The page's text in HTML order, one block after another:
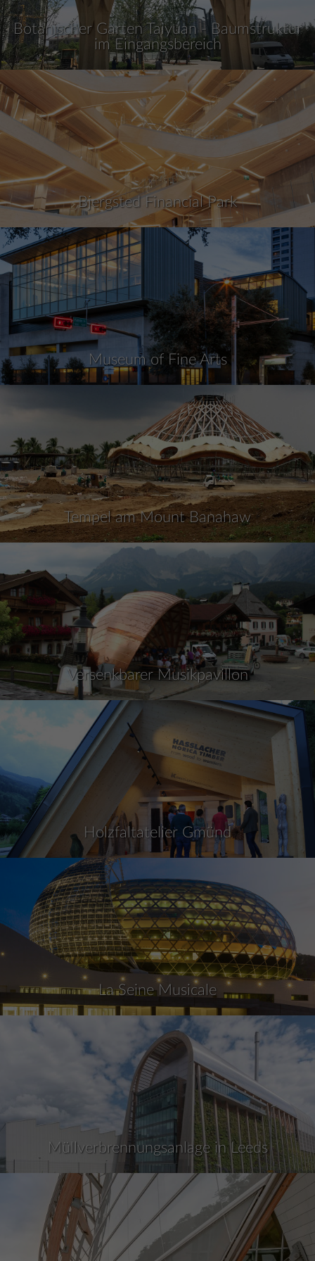
Botanischer Garten Taiyuan - Baumstruktur
im Eingangsbereich
Bjergsted Financial Park
Museum of Fine Arts
Tempel am Mount Banahaw
Versenkbarer Musikpavillon
Holzfaltatelier Gmünd
La Seine Musicale
Müllverbrennungsanlage in Leeds